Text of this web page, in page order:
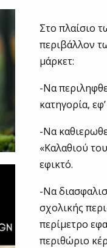
Στο πλαίσιο
περιβάλλον
μάρκετ:
-Να
κατηγορία,
-Να
«Καλαθιού
εφικτό.
-Να
σχολικής
περίμετρο
περιθώριο